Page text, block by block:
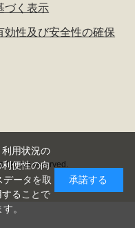
づく表示
効性及び安全性の確保
rights reserved.
利用状況の
便性の向
ータを取
ることで
。
承諾する